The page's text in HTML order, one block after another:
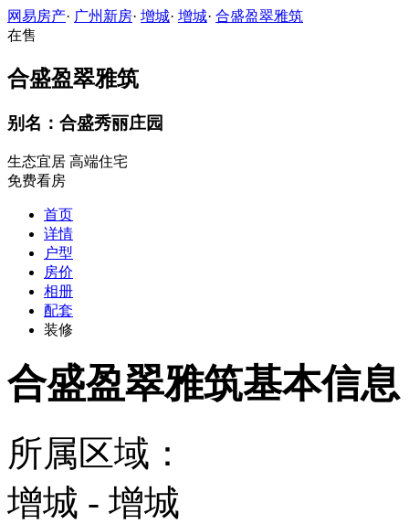
网易房产· 广州新房· 增城· 增城· 合盛盈翠雅筑
在售
合盛盈翠雅筑
别名：合盛秀丽庄园
生态宜居 高端住宅
免费看房
首页
详情
户型
房价
相册
配套
装修
合盛盈翠雅筑基本信息
所属区域：
增城 - 增城